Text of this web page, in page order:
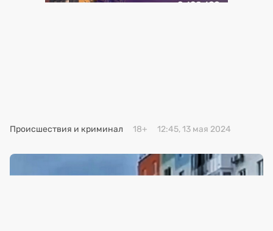
Происшествия и криминал 18+ 12:45, 13 мая 2024